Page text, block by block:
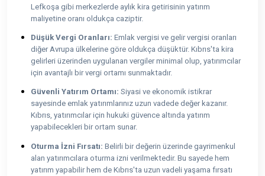
Lefkoşa gibi merkezlerde aylık kira getirisinin yatırım
maliyetine oranı oldukça caziptir.
Düşük Vergi Oranları: Emlak vergisi ve gelir vergisi oranları
diğer Avrupa ülkelerine göre oldukça düşüktür. Kıbrıs'ta kira
gelirleri üzerinden uygulanan vergiler minimal olup, yatırımcılar
için avantajlı bir vergi ortamı sunmaktadır.
Güvenli Yatırım Ortamı: Siyasi ve ekonomik istikrar
sayesinde emlak yatırımlarınız uzun vadede değer kazanır.
Kıbrıs, yatırımcılar için hukuki güvence altında yatırım
yapabilecekleri bir ortam sunar.
Oturma İzni Fırsatı: Belirli bir değerin üzerinde gayrimenkul
alan yatırımcılara oturma izni verilmektedir. Bu sayede hem
yatırım yapabilir hem de Kıbrıs'ta uzun vadeli yaşama fırsatı